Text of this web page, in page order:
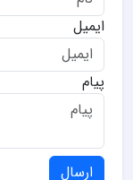
ایمیل
پیام
ارسال